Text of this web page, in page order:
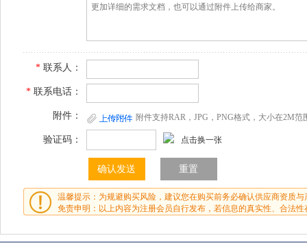
* 联系人：
* 联系电话：
附件： 附件支持RAR，JPG，PNG格式，大小在2M范
验证码： 点击换一张
温馨提示：为规避购买风险，建议您在购买前务必确认供应商资质与
免责申明：以上内容为注册会员自行发布，若信息的真实性、合法性